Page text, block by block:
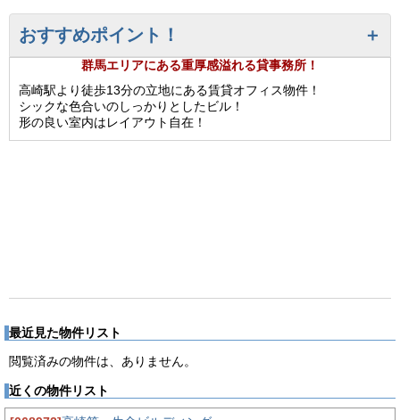
おすすめポイント！
群馬エリアにある重厚感溢れる貸事務所！
高崎駅より徒歩13分の立地にある賃貸オフィス物件！
シックな色合いのしっかりとしたビル！
形の良い室内はレイアウト自在！
最近見た物件リスト
閲覧済みの物件は、ありません。
近くの物件リスト